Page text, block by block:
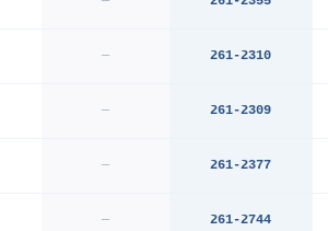
— 261-2310
— 261-2309
— 261-2377
— 261-2744